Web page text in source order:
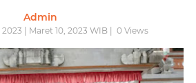
Admin
| Maret 10, 2023 WIB | 0 Views